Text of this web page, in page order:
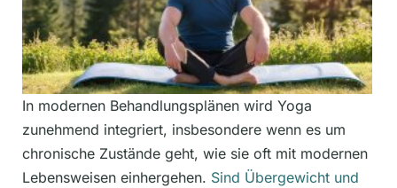
In modernen Behandlungsplänen wird Yoga
zunehmend integriert, insbesondere wenn es um
chronische Zustände geht, wie sie oft mit modernen
Lebensweisen einhergehen. Sind Übergewicht und